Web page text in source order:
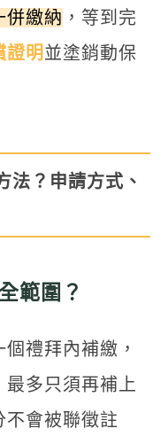
併繳納 ，等到完
證明 並塗銷動保
法？申請方式、
範圍？
禮拜內補繳，
多只須再補上
不會被聯徵註